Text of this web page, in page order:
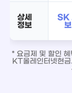
상세
정보
SK
* 요금제 및 할인
KT올레인터넷현